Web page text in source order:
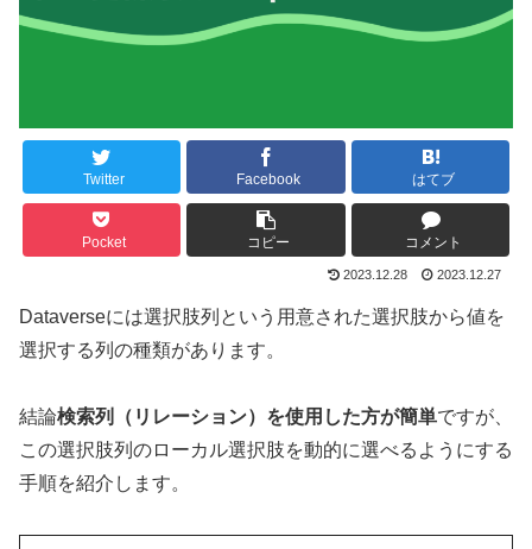
Twitter Facebook はてブ
Pocket コピー コメント
2023.12.28 2023.12.27
Dataverseには選択肢列という用意された選択肢から値を
選択する列の種類があります。
結論検索列（リレーション）を使用した方が簡単ですが、
この選択肢列のローカル選択肢を動的に選べるようにする
手順を紹介します。